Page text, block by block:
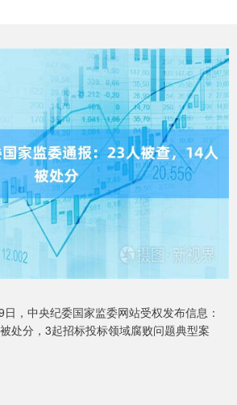
，中央纪委国家监委网站受权发布信息：
处分，3起招标投标领域腐败问题典型案